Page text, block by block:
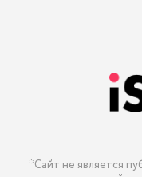
*Сайт не является